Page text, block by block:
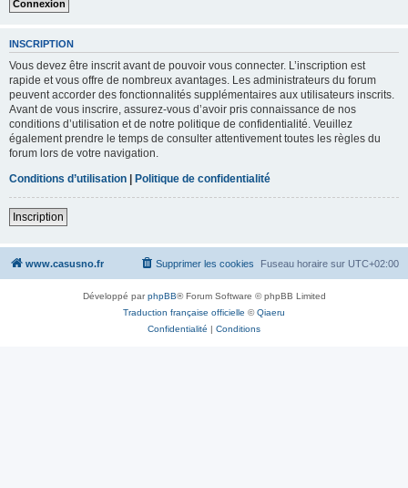
INSCRIPTION
Vous devez être inscrit avant de pouvoir vous connecter. L’inscription est
rapide et vous offre de nombreux avantages. Les administrateurs du forum
peuvent accorder des fonctionnalités supplémentaires aux utilisateurs inscrits.
Avant de vous inscrire, assurez-vous d’avoir pris connaissance de nos
conditions d’utilisation et de notre politique de confidentialité. Veuillez
également prendre le temps de consulter attentivement toutes les règles du
forum lors de votre navigation.
Conditions d’utilisation | Politique de confidentialité
Inscription
www.casusno.fr Fuseau horaire sur UTC+02:00
Supprimer les cookies
Développé parphpBB® Forum Software © phpBB Limited
Traduction française officielle ©Qiaeru
Confidentialité | Conditions